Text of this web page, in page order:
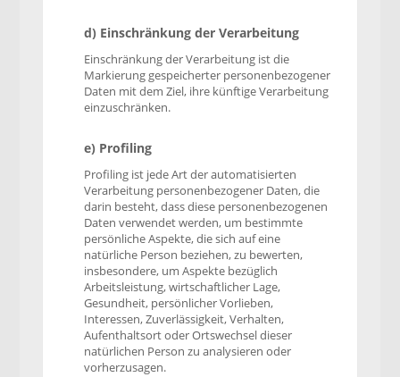
d) Einschränkung der Verarbeitung
Einschränkung der Verarbeitung ist die
Markierung gespeicherter personenbezogener
Daten mit dem Ziel, ihre künftige Verarbeitung
einzuschränken.
e) Profiling
Profiling ist jede Art der automatisierten
Verarbeitung personenbezogener Daten, die
darin besteht, dass diese personenbezogenen
Daten verwendet werden, um bestimmte
persönliche Aspekte, die sich auf eine
natürliche Person beziehen, zu bewerten,
insbesondere, um Aspekte bezüglich
Arbeitsleistung, wirtschaftlicher Lage,
Gesundheit, persönlicher Vorlieben,
Interessen, Zuverlässigkeit, Verhalten,
Aufenthaltsort oder Ortswechsel dieser
natürlichen Person zu analysieren oder
vorherzusagen.